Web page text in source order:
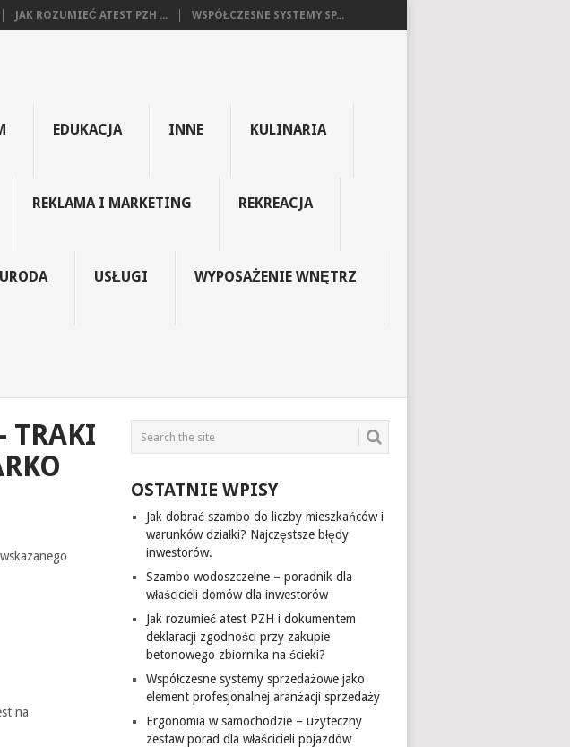
JAK ROZUMIEĆ ATEST PZH ... WSPÓŁCZESNE SYSTEMY SP...
EDUKACJA INNE KULINARIA
REKLAMA I MARKETING REKREACJA
URODA USŁUGI WYPOSAŻENIE WNĘTRZ
TRAKI
na
OSTATNIE WPISY
Jak dobrać szambo do liczby mieszkańców i
warunków działki? Najczęstsze błędy
inwestorów.
Szambo wodoszczelne – poradnik dla
właścicieli domów dla inwestorów
Jak rozumieć atest PZH i dokumentem
deklaracji zgodności przy zakupie
betonowego zbiornika na ścieki?
Współczesne systemy sprzedażowe jako
element profesjonalnej aranżacji sprzedaży
Ergonomia w samochodzie – użyteczny
zestaw porad dla właścicieli pojazdów